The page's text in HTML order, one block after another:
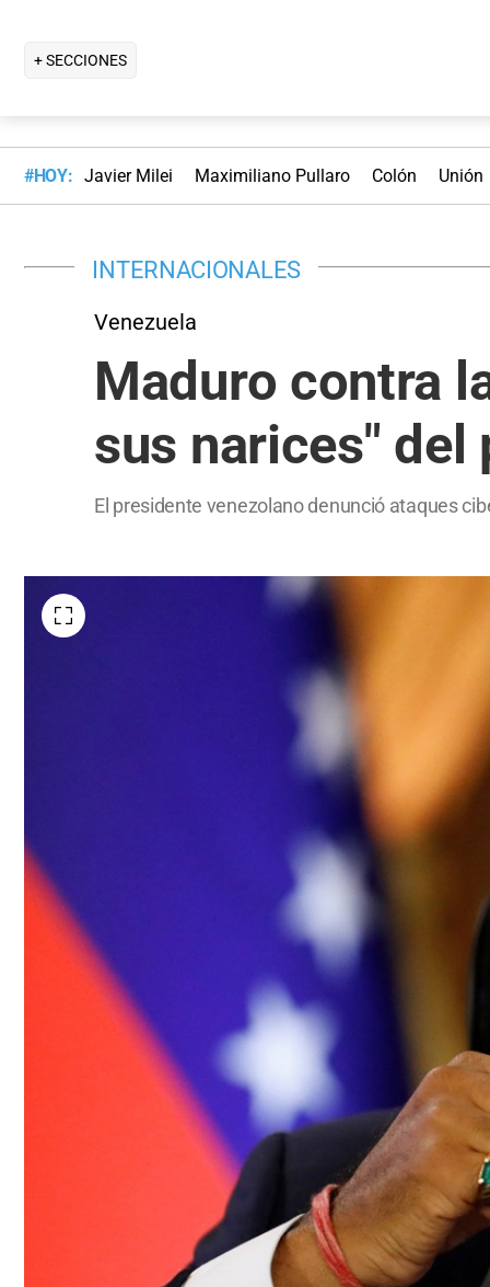
+ SECCIONES
#HOY: Javier Milei Maximiliano Pullaro Colón Unión
INTERNACIONALES
Venezuela
Maduro contra
sus narices" del
El presidente venezolano denunció ataques